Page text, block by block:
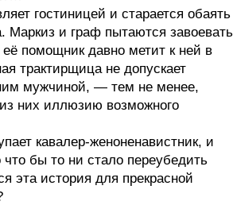
гостиницей и старается обаять
Маркиз и граф пытаются завоевать
помощник давно метит к ней в
трактирщица не допускает
мужчиной, — тем не менее,
них иллюзию возможного
кавалер-женоненавистник, и
бы то ни стало переубедить
эта история для прекрасной